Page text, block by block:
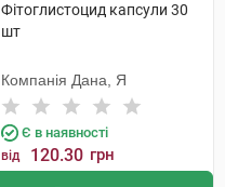
Фітоглистоцид капсули 30
шт
Компанія Дана, Я
Є в наявності
від 120.30 грн